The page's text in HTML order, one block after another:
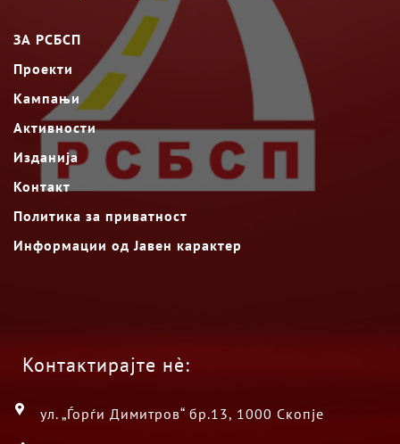
ЗА РСБСП
Проекти
Кампањи
Активности
Изданија
Контакт
Политика за приватност
Информации од Јавен карактер
Контактирајте нè:
ул. „Ѓорѓи Димитров“ бр.13, 1000 Скопје